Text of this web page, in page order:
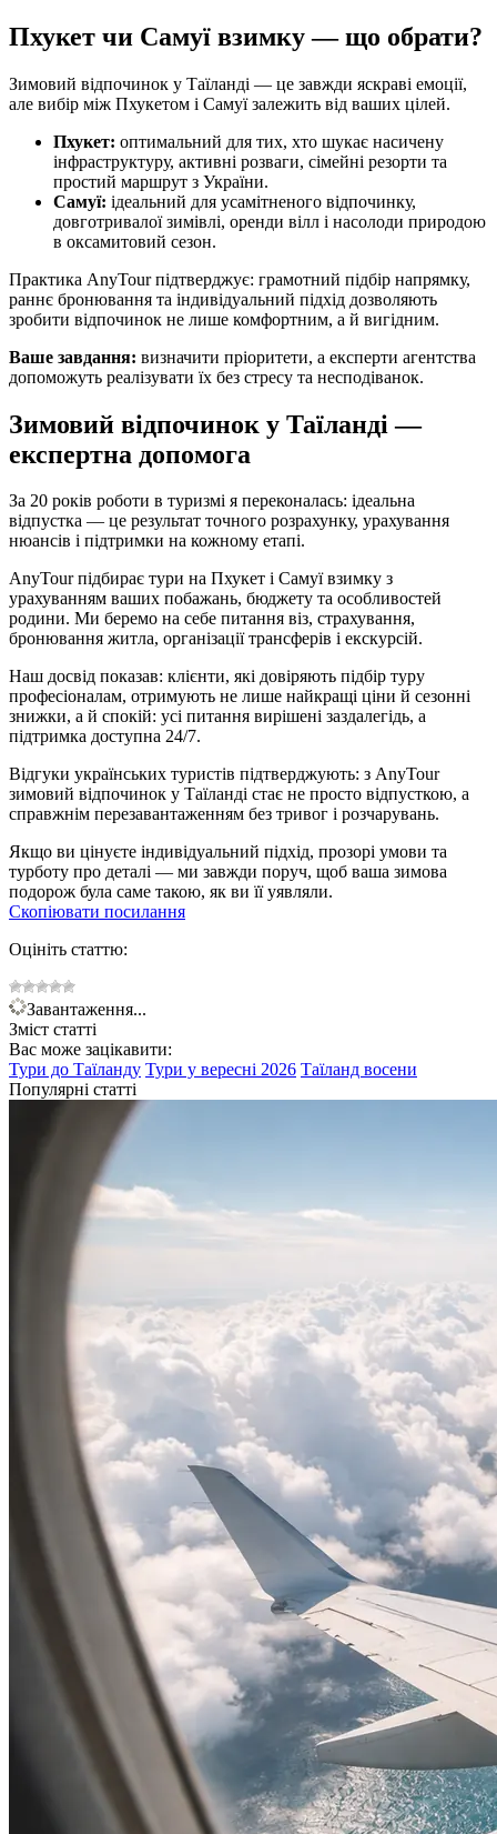
Пхукет чи Самуї взимку — що обрати?
Зимовий відпочинок у Таїланді — це завжди яскраві емоції,
але вибір між Пхукетом і Самуї залежить від ваших цілей.
Пхукет: оптимальний для тих, хто шукає насичену
інфраструктуру, активні розваги, сімейні резорти та
простий маршрут з України.
Самуї: ідеальний для усамітненого відпочинку,
довготривалої зимівлі, оренди вілл і насолоди природою
в оксамитовий сезон.
Практика AnyTour підтверджує: грамотний підбір напрямку,
раннє бронювання та індивідуальний підхід дозволяють
зробити відпочинок не лише комфортним, а й вигідним.
Ваше завдання: визначити пріоритети, а експерти агентства
допоможуть реалізувати їх без стресу та несподіванок.
Зимовий відпочинок у Таїланді —
експертна допомога
За 20 років роботи в туризмі я переконалась: ідеальна
відпустка — це результат точного розрахунку, урахування
нюансів і підтримки на кожному етапі.
AnyTour підбирає тури на Пхукет і Самуї взимку з
урахуванням ваших побажань, бюджету та особливостей
родини. Ми беремо на себе питання віз, страхування,
бронювання житла, організації трансферів і екскурсій.
Наш досвід показав: клієнти, які довіряють підбір туру
професіоналам, отримують не лише найкращі ціни й сезонні
знижки, а й спокій: усі питання вирішені заздалегідь, а
підтримка доступна 24/7.
Відгуки українських туристів підтверджують: з AnyTour
зимовий відпочинок у Таїланді стає не просто відпусткою, а
справжнім перезавантаженням без тривог і розчарувань.
Якщо ви цінуєте індивідуальний підхід, прозорі умови та
турботу про деталі — ми завжди поруч, щоб ваша зимова
подорож була саме такою, як ви її уявляли.
Скопіювати посилання
Оцініть статтю:
Завантаження...
Зміст статті
Вас може зацікавити:
Тури до Таїланду Тури у вересні 2026 Таїланд восени
Популярні статті